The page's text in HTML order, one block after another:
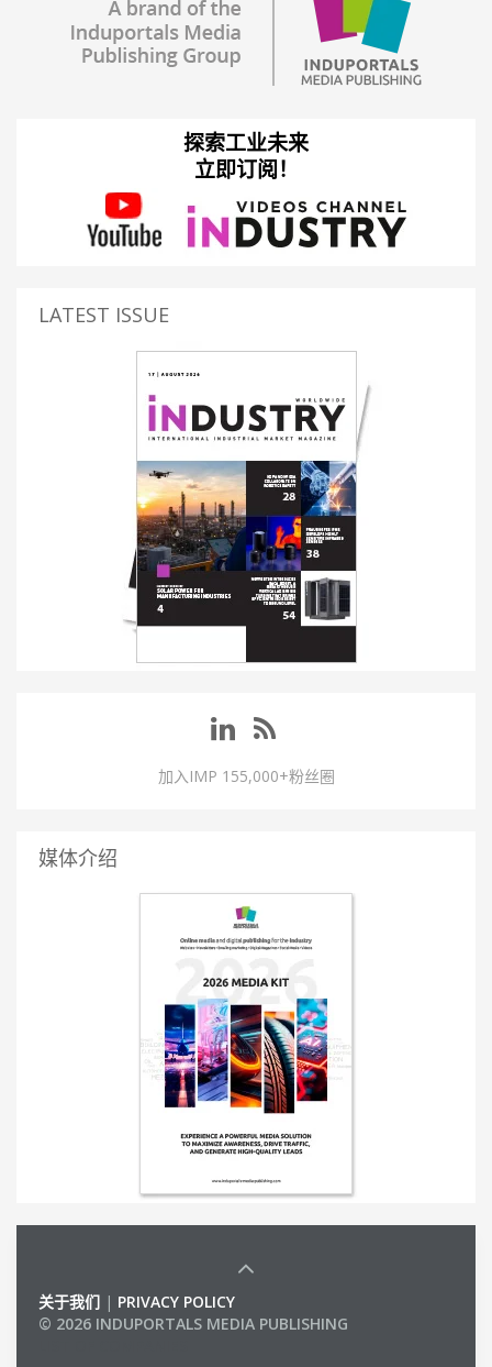
探索工业未来
立即订阅！
LATEST ISSUE
加入IMP 155,000+粉丝圈
媒体介绍
关于我们 | PRIVACY POLICY
© 2026 INDUPORTALS MEDIA PUBLISHING